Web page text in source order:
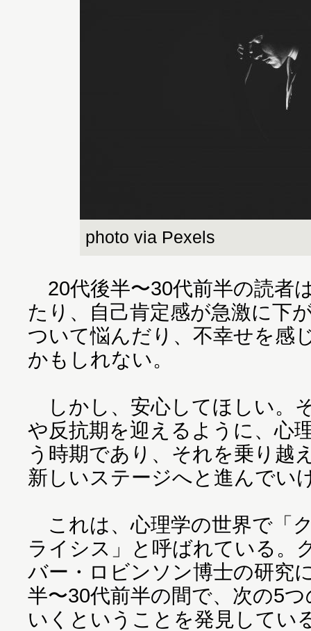
photo via Pexels
20代後半〜30代前半の読者
たり、自己肯定感が急激に下
ついて悩んだり、不幸せを感
かもしれない。
しかし、安心してほしい。
や反抗期を迎えるように、心
う時期であり、それを乗り越
新しいステージへと進んでい
これは、心理学の世界で「
ライシス」と呼ばれている。
バー・ロビンソン博士の研究
半〜30代前半の間で、次の5
いくということを発見してい